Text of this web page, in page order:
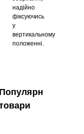
надійно
фіксуючись
у
вертикальному
положенні.